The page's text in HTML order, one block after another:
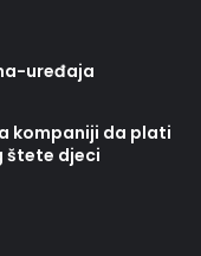
uređaja
kompaniji da plati
štete djeci